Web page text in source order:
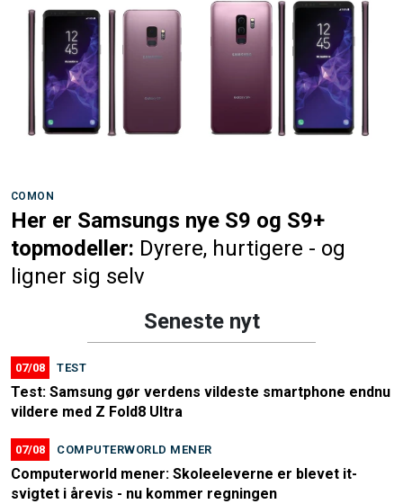
COMON
Her er Samsungs nye S9 og S9+
topmodeller: Dyrere, hurtigere - og
ligner sig selv
Seneste nyt
07/08 TEST
Test: Samsung gør verdens vildeste smartphone endnu
vildere med Z Fold8 Ultra
07/08 COMPUTERWORLD MENER
Computerworld mener: Skoleeleverne er blevet it-
svigtet i årevis - nu kommer regningen